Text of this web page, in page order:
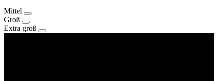
Mittel
Groß
Extra groß